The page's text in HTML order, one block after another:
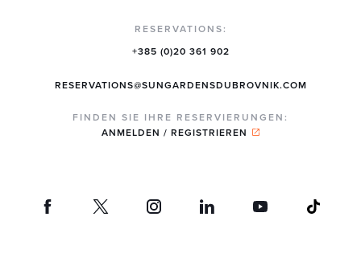
RESERVATIONS:
+385 (0)20 361 902
RESERVATIONS@SUNGARDENSDUBROVNIK.COM
FINDEN SIE IHRE RESERVIERUNGEN:
ANMELDEN / REGISTRIEREN